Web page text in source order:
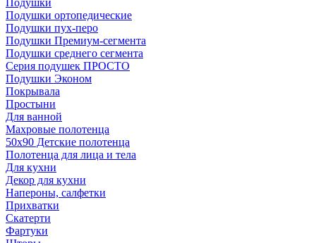
Подушки
Подушки ортопедические
Подушки пух-перо
Подушки Премиум-сегмента
Подушки среднего сегмента
Серия подушек ПРОСТО
Подушки Эконом
Покрывала
Простыни
Для ванной
Махровые полотенца
50х90 Детские полотенца
Полотенца для лица и тела
Для кухни
Декор для кухни
Напероны, салфетки
Прихватки
Скатерти
Фартуки